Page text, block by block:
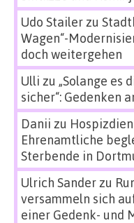
Udo Stailerzu
Wagen“-
doch weitergehen
Ulli zu „Solange es
sicher“: Gedenken
Danii zu
Ehrenamtliche
Sterbende in
Ulrich Sanderzu
versammeln sich
einer Gedenk- und